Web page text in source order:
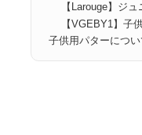
【Larouge】ジ
【VGEBY1】子
子供用パターにつ